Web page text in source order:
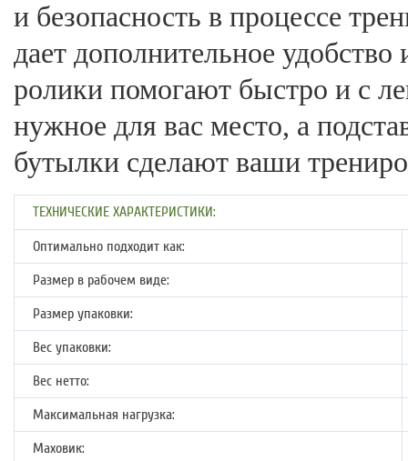
и безопасность в процессе
дает дополнительное
ролики помогают быстро и с
нужное для вас место, а
бутылки сделают ваши
ТЕХНИЧЕСКИЕ ХАРАКТЕРИСТИКИ:
Оптимально подходит как:
Размер в рабочем виде:
Размер упаковки:
Вес упаковки:
Вес нетто:
Максимальная нагрузка:
Маховик: